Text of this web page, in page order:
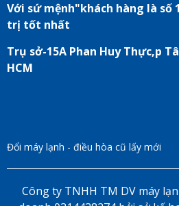
Với sứ mệnh"khách hàng là
trị tốt nhất
Trụ sở-15A Phan Huy Thực,p
HCM
Đổi máy lạnh - điều hòa cũ lấy mới
Công ty TNHH TM DV máy